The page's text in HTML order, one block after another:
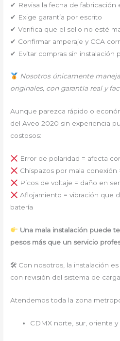
✔ Revisa la fecha de fabricación
✔ Exige garantía por escrito
✔ Verifica que el sello no esté
✔ Confirmar amperaje y CCA
✔ Evitar compras sin instalación
Nosotros únicamente
originales, con garantía real y
Aunque parezca rápido o
del Aveo 2020 sin experiencia
costosos:
Error de polaridad = afecta
Chispazos por mala
Picos de voltaje = daño en
Aflojamiento = vibración que
batería
Una mala instalación puede
pesos más que un servicio
🛠 Con nosotros, la instalación es
con revisión del sistema de
Atendemos toda la zona
CDMX norte, sur, oriente